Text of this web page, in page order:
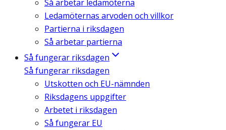
Så arbetar ledamöterna
Ledamöternas arvoden och villkor
Partierna i riksdagen
Så arbetar partierna
Så fungerar riksdagen
Så fungerar riksdagen
Utskotten och EU-nämnden
Riksdagens uppgifter
Arbetet i riksdagen
Så fungerar EU